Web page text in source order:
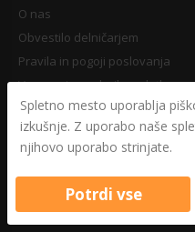
O nas
Obvestilo delničarjem
Pravila in pogoji poslovanja
Varovanje osebnih podatkov
Druga določila
Pravilnik o zasebnosti
Pravno obvestilo
Spletno mesto uporablja
izkušnje. Z uporabo naše
njihovo uporabo strinjate.
Potrdi vse